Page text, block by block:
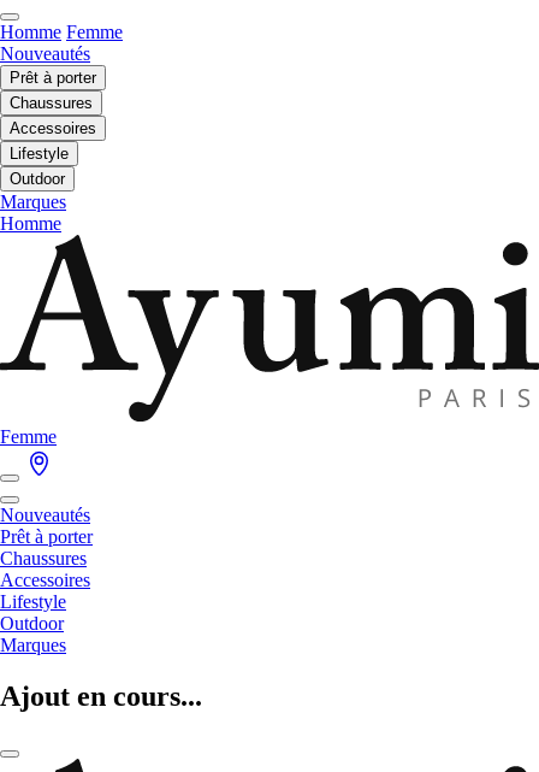
Homme Femme
Nouveautés
Prêt à porter
Chaussures
Accessoires
Lifestyle
Outdoor
Marques
Homme
Femme
Nouveautés
Prêt à porter
Chaussures
Accessoires
Lifestyle
Outdoor
Marques
Ajout en cours...